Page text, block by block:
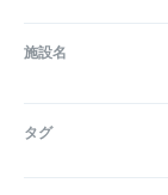
施設名
タグ